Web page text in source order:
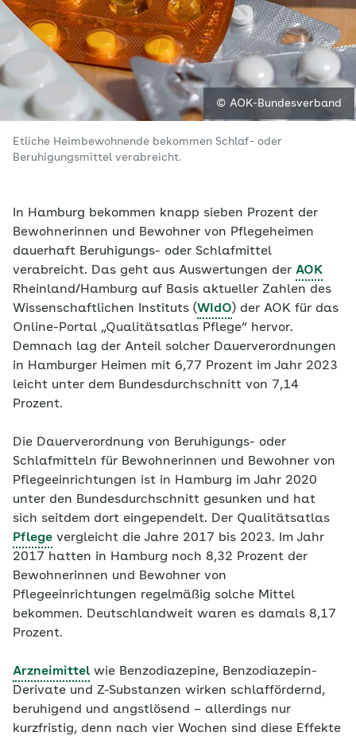
© AOK-Bundesverband
Etliche Heimbewohnende bekommen Schlaf- oder
Beruhigungsmittel verabreicht.
In Hamburg bekommen knapp sieben Prozent der
Bewohnerinnen und Bewohner von Pflegeheimen
dauerhaft Beruhigungs- oder Schlafmittel
verabreicht. Das geht aus Auswertungen der AOK
Rheinland/Hamburg auf Basis aktueller Zahlen des
Wissenschaftlichen Instituts (WIdO) der AOK für das
Online-Portal „Qualitätsatlas Pflege“ hervor.
Demnach lag der Anteil solcher Dauerverordnungen
in Hamburger Heimen mit 6,77 Prozent im Jahr 2023
leicht unter dem Bundesdurchschnitt von 7,14
Prozent.
Die Dauerverordnung von Beruhigungs- oder
Schlafmitteln für Bewohnerinnen und Bewohner von
Pflegeeinrichtungen ist in Hamburg im Jahr 2020
unter den Bundesdurchschnitt gesunken und hat
sich seitdem dort eingependelt. Der Qualitätsatlas
Pflege vergleicht die Jahre 2017 bis 2023. Im Jahr
2017 hatten in Hamburg noch 8,32 Prozent der
Bewohnerinnen und Bewohner von
Pflegeeinrichtungen regelmäßig solche Mittel
bekommen. Deutschlandweit waren es damals 8,17
Prozent.
Arzneimittel wie Benzodiazepine, Benzodiazepin-
Derivate und Z-Substanzen wirken schlaffördernd,
beruhigend und angstlösend – allerdings nur
kurzfristig, denn nach vier Wochen sind diese Effekte